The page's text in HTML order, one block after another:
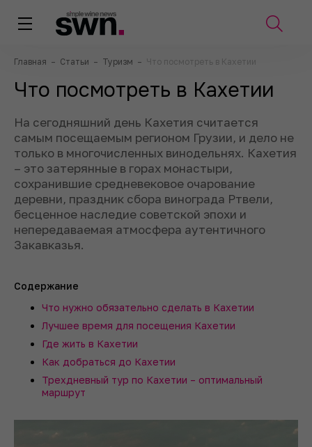
Главная – Статьи – Туризм – Что посмотреть в Кахетии
Что посмотреть в Кахетии
На сегодняшний день Кахетия считается
самым посещаемым регионом Грузии, и дело не
только в многочисленных винодельнях. Кахетия
– это затерянные в горах монастыри,
сохранившие средневековое очарование
деревни, праздник сбора винограда Ртвели,
бесценное наследие советской эпохи и
непередаваемая атмосфера аутентичного
Закавказья.
Содержание
Что нужно обязательно сделать в Кахетии
Лучшее время для посещения Кахетии
Где жить в Кахетии
Как добраться до Кахетии
Трехдневный тур по Кахетии – оптимальный
маршрут